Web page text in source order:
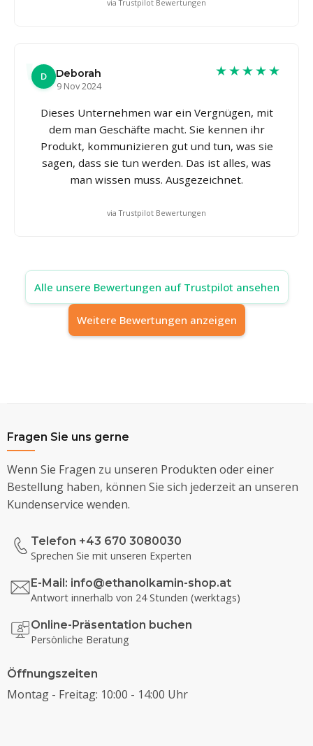
via Trustpilot Bewertungen
D
Deborah
9 Nov 2024
★★★★★
Dieses Unternehmen war ein Vergnügen, mit
dem man Geschäfte macht. Sie kennen ihr
Produkt, kommunizieren gut und tun, was sie
sagen, dass sie tun werden. Das ist alles, was
man wissen muss. Ausgezeichnet.
via Trustpilot Bewertungen
Alle unsere Bewertungen auf Trustpilot ansehen
Weitere Bewertungen anzeigen
Fragen Sie uns gerne
Wenn Sie Fragen zu unseren Produkten oder einer
Bestellung haben, können Sie sich jederzeit an unseren
Kundenservice wenden.
Telefon +43 670 3080030
Sprechen Sie mit unseren Experten
E-Mail: info@ethanolkamin-shop.at
Antwort innerhalb von 24 Stunden (werktags)
Online-Präsentation buchen
Persönliche Beratung
Öffnungszeiten
Montag - Freitag: 10:00 - 14:00 Uhr